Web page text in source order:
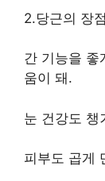
2.당근의 장점
간 기능을 좋
움이 돼.
눈 건강도 챙
피부도 곱게